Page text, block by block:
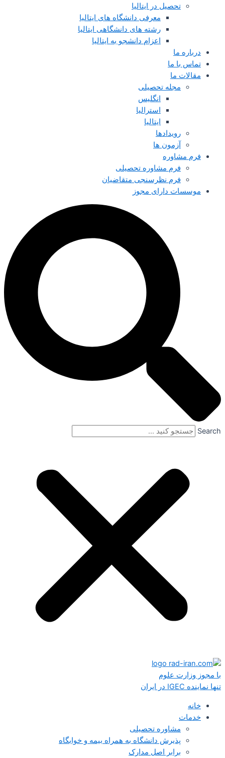
تحصیل در ایتالیا
معرفی دانشگاه های ایتالیا
رشته های دانشگاهی ایتالیا
اعزام دانشجو به ایتالیا
درباره ما
تماس با ما
مقالات ما
مجله تحصیلی
انگلیس
استرالیا
ایتالیا
رویدادها
آزمون ها
فرم مشاوره
فرم مشاوره تحصیلی
فرم نظرسنجی متقاضیان
موسسات دارای مجوز
Search
با مجوز وزارت علوم
تنها نماینده IGEC در ایران
خانه
خدمات
مشاوره تحصیلی
پذیرش دانشگاه به همراه بیمه و خوابگاه
برابر اصل مدارک